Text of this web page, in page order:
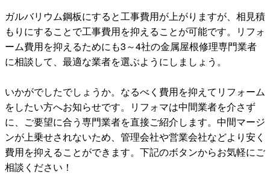
ガルバリウム鋼板にすると工事費用が上がりますが、相見積
もりにすることで工事費用を抑えることが可能です。リフォ
ーム費用を抑えるためにも3～4社の金属屋根修理専門業者
に相談して、最適な業者を選ぶようにしましょう。
いかがでしたでしょうか。なるべく費用を抑えてリフォーム
をしたい方へお知らせです。リフォマは中間業者を介さず
に、ご要望に合う専門業者を直接ご紹介します。中間マージ
ンが上乗せされないため、管理会社や営業会社などより安く
費用を抑えることができます。下記のボタンからお気軽にご
相談ください！